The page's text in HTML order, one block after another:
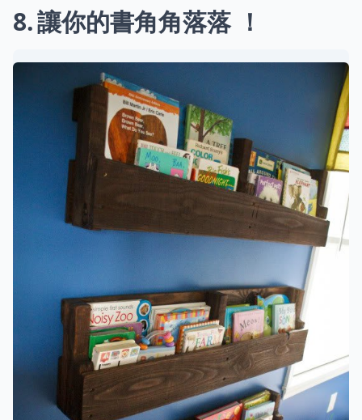
8 讓你的書角角落落 ！